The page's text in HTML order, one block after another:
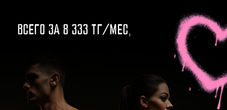
0-0-12